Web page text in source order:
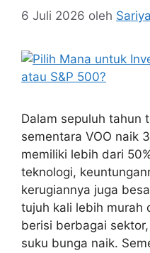
6 Juli 2026 oleh
Dalam sepuluh tahun
sementara VOO naik
memiliki lebih dari
teknologi,
kerugiannya juga
tujuh kali lebih murah
berisi berbagai
suku bunga naik.